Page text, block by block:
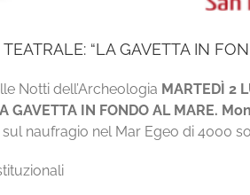
“LA GAVETTA IN
Notti dell’Archeologia MARTEDÌ 2
GAVETTA IN FONDO AL MARE.
naufragio nel Mar Egeo di 4000